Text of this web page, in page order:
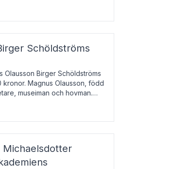
som gjort värdefull
Schöldströms
Olausson Birger Schöldströms
Magnus Olausson, född
museiman och hovman.
Michaelsdotter